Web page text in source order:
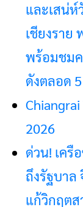
และเสน่ห์
เชียงราย
พร้อมชม
ดังตลอด
Chiangrai
2026
ด่วน! เครื
ถึงรัฐบาล
แก้วิกฤต